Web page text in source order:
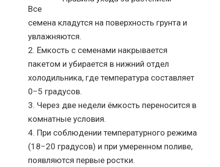
Все
семена кладутся на поверхность грунта и
увлажняются.
Ёмкость с семенами накрывается
пакетом и убирается в нижний отдел
холодильника, где температура составляет
0−5 градусов.
Через две недели ёмкость переносится в
комнатные условия.
При соблюдении температурного режима
(18−20 градусов) и при умеренном поливе,
появляются первые ростки.